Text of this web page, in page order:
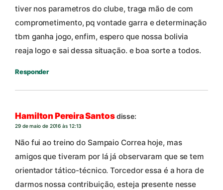
tiver nos parametros do clube, traga mão de com
comprometimento, pq vontade garra e determinação
tbm ganha jogo, enfim, espero que nossa bolivia
reaja logo e sai dessa situação. e boa sorte a todos.
Responder
Hamilton Pereira Santosdisse:
29 de maio de 2016 às 12:13
Não fui ao treino do Sampaio Correa hoje, mas
amigos que tiveram por lá já observaram que se tem
orientador tático-técnico. Torcedor essa é a hora de
darmos nossa contribuição, esteja presente nesse